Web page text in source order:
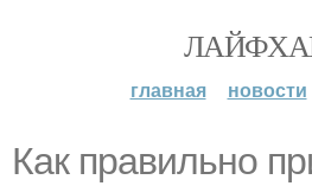
главная новости
Как правильно